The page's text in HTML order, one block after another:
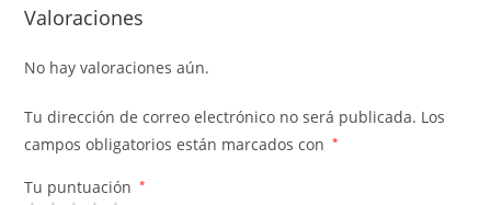
Valoraciones
No hay valoraciones aún.
Tu dirección de correo electrónico no será publicada. Los
campos obligatorios están marcados con
*
Tu puntuación *